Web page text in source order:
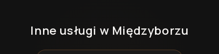
Inne usługi w Międzyborzu